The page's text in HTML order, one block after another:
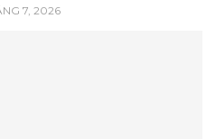
7, 2026